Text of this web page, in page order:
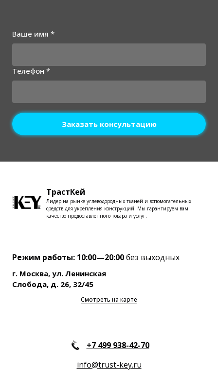
Ваше имя *
Телефон *
Заказать консультацию
ТрастКей
Лидер на рынке углеводородных тканей и вспомогательных
средств для укрепления конструкций. Мы гарантируем вам
качество предоставленного товара и услуг.
Режим работы: 10:00—20:00без выходных
г. Москва, ул. Ленинская
Слобода, д. 26, 32/45
Смотреть на карте
+7 499 938-42-70
info@trust-key.ru